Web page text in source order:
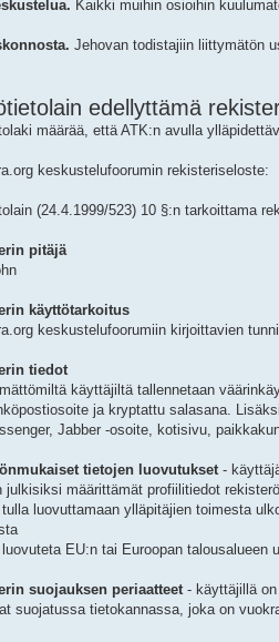
Kaikki muihin osioihin
Jehovan todistajiin liittymätön
edellyttämä
määrää, että ATK:n avulla
keskustelufoorumin rekisteriseloste:
(24.4.1999/523) 10 §:n tarkoittama
pitäjä
käyttötarkoitus
keskustelufoorumiin kirjoittavien
tiedot
käyttäjiltä tallennetaan
ja kryptattu salasana.
Jabber -osoite, kotisivu,
tietojen luovutukset -
julkisiksi määrittämät profiilitiedot
luovuttamaan ylläpitäjien toimesta
EU:n tai Euroopan talousalueen
suojauksen periaatteet - käyttäjillä
suojatussa tietokannassa, joka on